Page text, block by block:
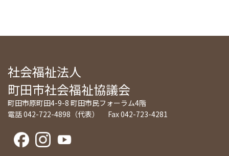
社会福祉法人
町田市社会福祉協議会
町田市原町田4-9-8 町田市民フォーラム4階
電話 042-722-4898（代表） Fax 042-723-4281